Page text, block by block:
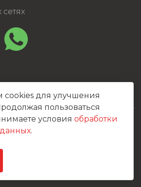
защищены
cookies для улучшения
пользоваться
условия обработки
.